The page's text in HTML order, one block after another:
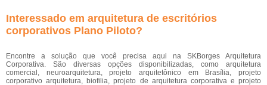
Interessado em arquitetura de escritórios
corporativos Plano Piloto?
Encontre a solução que você precisa aqui na SKBorges Arquitetura
Corporativa. São diversas opções disponibilizadas, como arquitetura
comercial, neuroarquitetura, projeto arquitetônico em Brasília, projeto
corporativo arquitetura, biofilia, projeto de arquitetura corporativa e projeto